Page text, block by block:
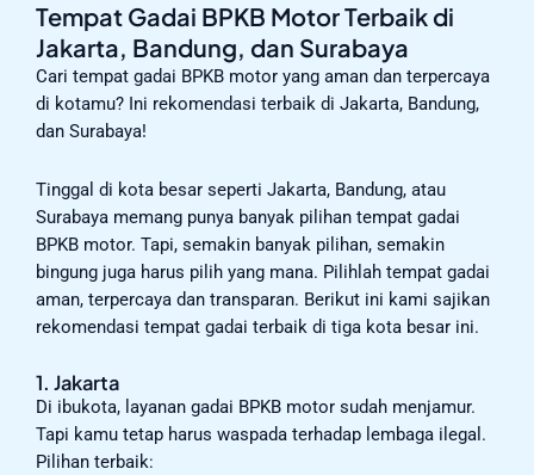
Tempat Gadai BPKB Motor Terbaik di
Jakarta, Bandung, dan Surabaya
Cari tempat gadai BPKB motor yang aman dan terpercaya
di kotamu? Ini rekomendasi terbaik di Jakarta, Bandung,
dan Surabaya!
Tinggal di kota besar seperti Jakarta, Bandung, atau
Surabaya memang punya banyak pilihan tempat gadai
BPKB motor. Tapi, semakin banyak pilihan, semakin
bingung juga harus pilih yang mana. Pilihlah tempat gadai
aman, terpercaya dan transparan. Berikut ini kami sajikan
rekomendasi tempat gadai terbaik di tiga kota besar ini.
1. Jakarta
Di ibukota, layanan gadai BPKB motor sudah menjamur.
Tapi kamu tetap harus waspada terhadap lembaga ilegal.
Pilihan terbaik: